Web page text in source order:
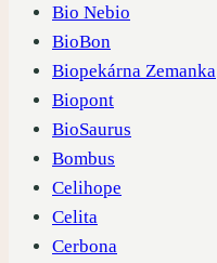
Bio Nebio
BioBon
Biopekárna Zemanka
Biopont
BioSaurus
Bombus
Celihope
Celita
Cerbona